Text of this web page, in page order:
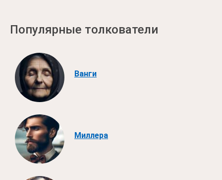
Популярные толкователи
Ванги
Миллера